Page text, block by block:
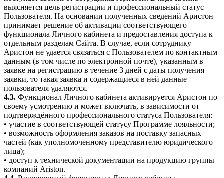
выясняется цель регистрации и профессиональный статус
Пользователя. На основании полученных сведений Аристон
принимает решение об активации соответствующего
функционала Личного кабинета и предоставления доступа к
отдельным разделам Сайта. В случае, если сотруднику
Аристон не удается связаться с Пользователем по контактным
данным (в том числе по электронной почте), указанным в
заявке на регистрацию в течение 3 дней с даты получения
заявки, то такая заявка и содержащиеся в ней данные
пользователя удаляются.
4.3. Функционал Личного кабинета активируется Аристон по
своему усмотрению и может включать, в зависимости от
подтверждённого профессионального статуса Пользователя:
• участие в соответствующей статусу Программе лояльности;
• возможность оформления заказов на поставку запасных
частей (как уполномоченному представителю юридического
лица);
• доступ к технической документации на продукцию группы
компаний Ariston.